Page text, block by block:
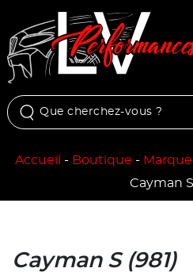
Accueil - Boutique -
Cayman
Cayman S (981)